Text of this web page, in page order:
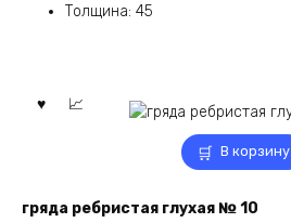
Толщина: 45
В корзину
гряда ребристая глухая № 10